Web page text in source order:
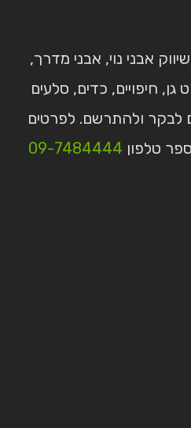
אבני נוי, אבני מדרך,
גן, חיפויים, כדים, סלעים
לבקר ולהתרשם. לפרטים
טלפון 09-7484444